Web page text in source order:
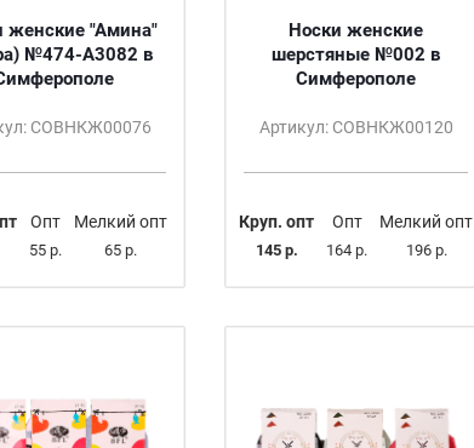
женские "Амина"
№474-A3082 в
СОВНКЖ00076
Опт
55 р.
Мелкий опт
65 р.
Носки женские
шерстяные №002 в
Симферополе
Артикул: СОВНКЖ00120
Круп. опт
145 р.
Опт
164 р.
Мелкий опт
196 р.